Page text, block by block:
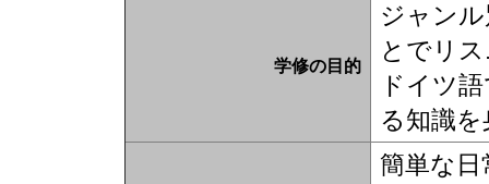
学修の目的
ジャン
とでリ
ドイツ
る知識
簡単な